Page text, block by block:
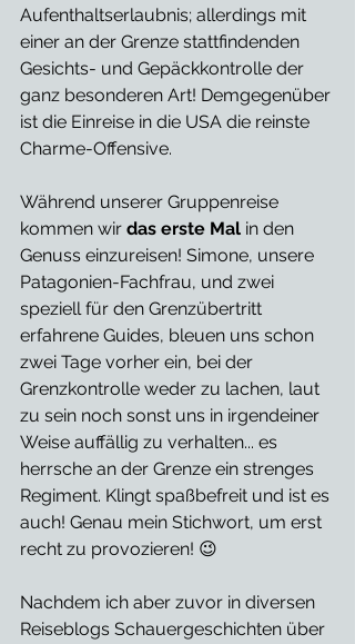
Aufenthaltserlaubnis; allerdings mit
einer an der Grenze stattfindenden
Gesichts- und Gepäckkontrolle der
ganz besonderen Art! Demgegenüber
ist die Einreise in die USA die reinste
Charme-Offensive.
Während unserer Gruppenreise
kommen wir das erste Mal in den
Genuss einzureisen! Simone, unsere
Patagonien-Fachfrau, und zwei
speziell für den Grenzübertritt
erfahrene Guides, bleuen uns schon
zwei Tage vorher ein, bei der
Grenzkontrolle weder zu lachen, laut
zu sein noch sonst uns in irgendeiner
Weise auffällig zu verhalten... es
herrsche an der Grenze ein strenges
Regiment. Klingt spaßbefreit und ist es
auch! Genau mein Stichwort, um erst
recht zu provozieren! 😉
Nachdem ich aber zuvor in diversen
Reiseblogs Schauergeschichten über